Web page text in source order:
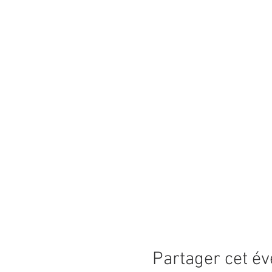
Partager cet